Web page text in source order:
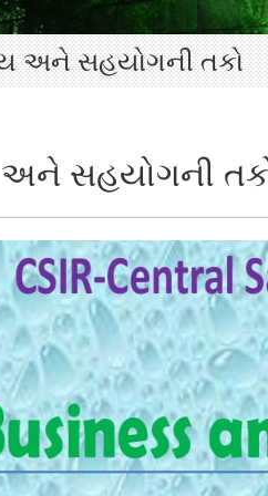
અને સહયોગની તકો
સહયોગની